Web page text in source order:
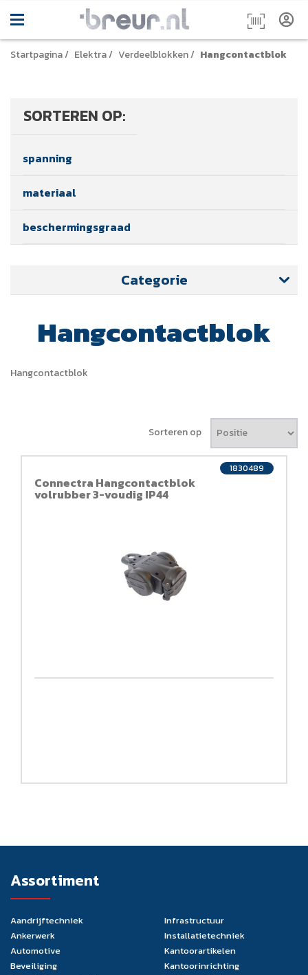
Startpagina/ Elektra/ Verdeelblokken/ Hangcontactblok
SORTEREN OP:
spanning
materiaal
beschermingsgraad
Categorie
Hangcontactblok
Hangcontactblok
Sorteren op
Connectra Hangcontactblok
volrubber 3-voudig IP44
1830489
Assortiment
Aandrijftechniek
Ankerwerk
Automotive
Beveiliging
Infrastructuur
Installatietechniek
Kantoorartikelen
Kantoorinrichting